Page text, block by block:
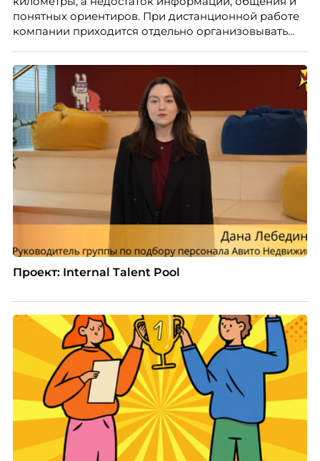
понятных ориентиров. При дистанционной работе
компании приходится отдельно организовывать
по работе с персоналом Инфомаксимум,
рассказывает, как выстроить адаптацию
распределенной команды без лишнего контроля и
бесконечных созвонов.
Проект: Internal Talent Pool